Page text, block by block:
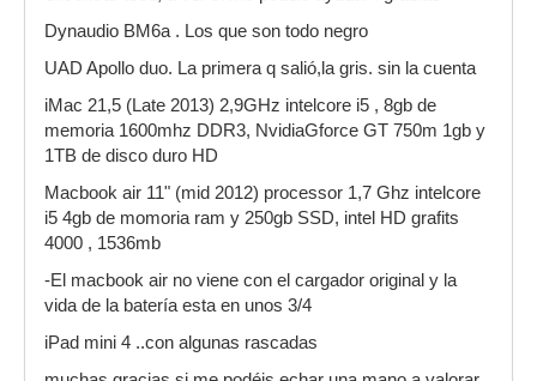
Dynaudio BM6a . Los que son todo negro
UAD Apollo duo. La primera q salió,la gris. sin la cuenta
iMac 21,5 (Late 2013) 2,9GHz intelcore i5 , 8gb de
memoria 1600mhz DDR3, NvidiaGforce GT 750m 1gb y
1TB de disco duro HD
Macbook air 11" (mid 2012) processor 1,7 Ghz intelcore
i5 4gb de momoria ram y 250gb SSD, intel HD grafits
4000 , 1536mb
-El macbook air no viene con el cargador original y la
vida de la batería esta en unos 3/4
iPad mini 4 ..con algunas rascadas